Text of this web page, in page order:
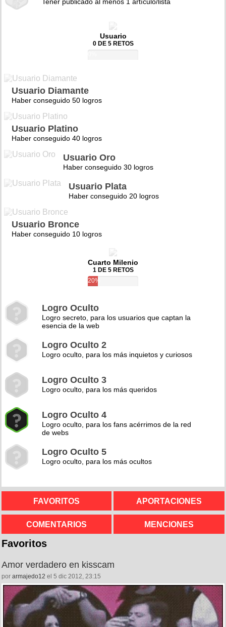
Usuario
0 DE 5 RETOS
Usuario Diamante
Haber conseguido 50 logros
Usuario Platino
Haber conseguido 40 logros
Usuario Oro
Haber conseguido 30 logros
Usuario Plata
Haber conseguido 20 logros
Usuario Bronce
Haber conseguido 10 logros
Cuarto Milenio
1 DE 5 RETOS
20%
Logro Oculto
Logro secreto, para los usuarios que captan la
esencia de la web
Logro Oculto 2
Logro oculto, para los más inquietos y curiosos
Logro Oculto 3
Logro oculto, para los más queridos
Logro Oculto 4
Logro oculto, para los fans acérrimos de la red
de webs
Logro Oculto 5
Logro oculto, para los más ocultos
FAVORITOS APORTACIONES
COMENTARIOS MENCIONES
Favoritos
Amor verdadero en kisscam
por armajedo12 el 5 dic 2012, 23:15